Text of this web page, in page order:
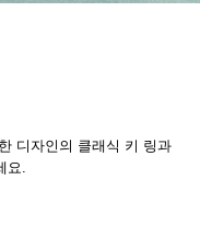
디자인의 클래식 키 링과
.